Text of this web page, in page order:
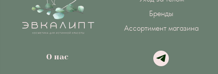
Бренды
Ассортимент магазина
О нас